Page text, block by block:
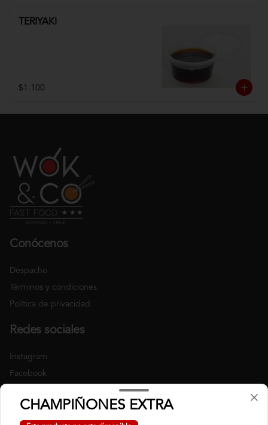
TERIYAKI
$1.100
Conócenos
Despacho
Términos y condiciones
Política de privacidad
Redes sociales
Instagram
Facebook
Mi cuenta
CHAMPIÑONES EXTRA